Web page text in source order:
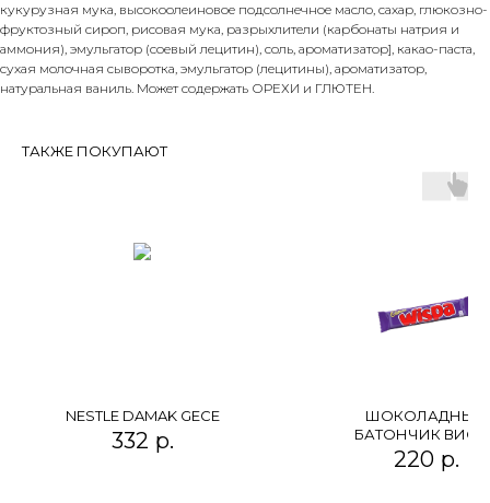
кукурузная мука, высокоолеиновое подсолнечное масло, сахар, глюкозно-
фруктозный сироп, рисовая мука, разрыхлители (карбонаты натрия и
аммония), эмульгатор (соевый лецитин), соль, ароматизатор], какао-паста,
сухая молочная сыворотка, эмульгатор (лецитины), ароматизатор,
натуральная ваниль. Может содержать ОРЕХИ и ГЛЮТЕН.
ТАКЖЕ ПОКУПАЮТ
NESTLE DAMAK GECE
332 р.
ШОКОЛАДНЫЙ
БАТОНЧИК
220 р.